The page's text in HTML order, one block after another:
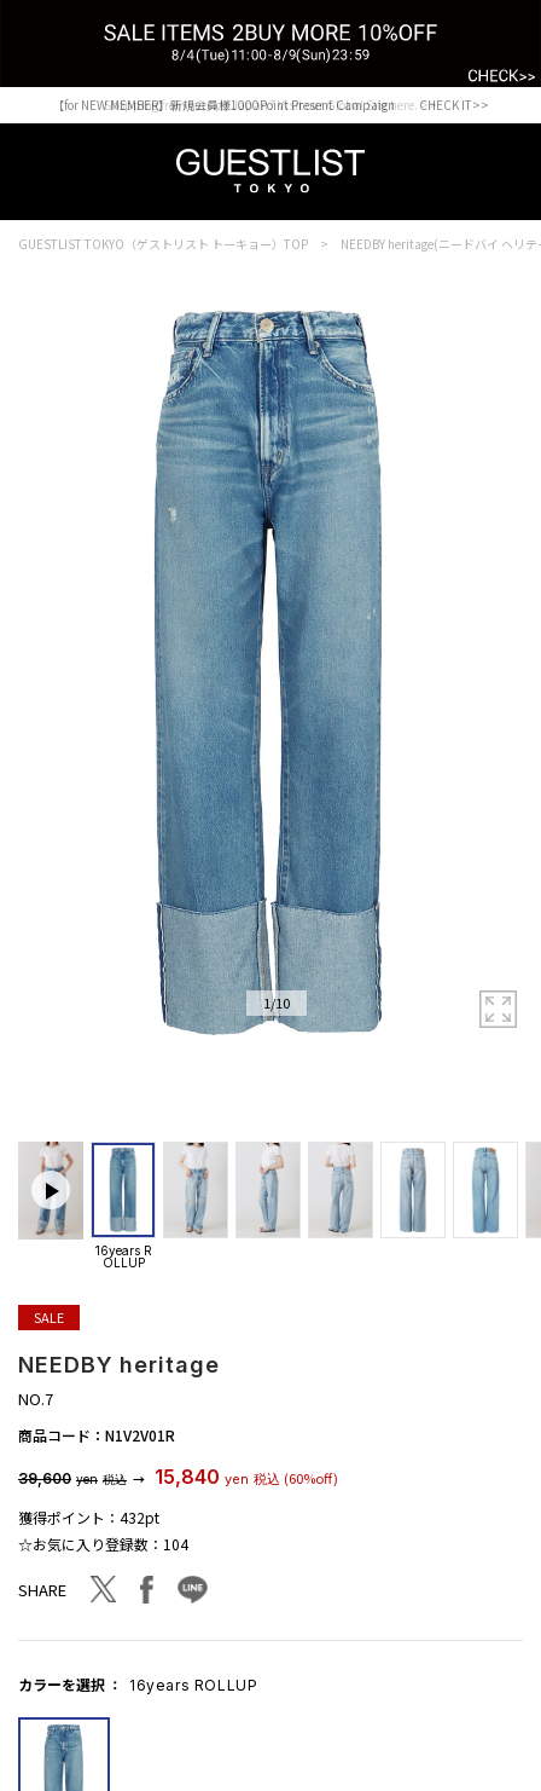
Shopping from outside Japan? Visit our Global Site here. >>
【for NEW MEMBER】新規会員様1000Point Present Campaign CHECK IT>>
GUESTLIST TOKYO（ゲストリスト トーキョー）TOP NEEDBY heritage(ニードバイ ヘリ
1/10
16years R
OLLUP
SALE
NEEDBY heritage
NO.7
商品コード： N1V2V01R
39,600 yen 税込 → 15,840 yen 税込 (60%off)
獲得ポイント： 432pt
☆お気に入り登録数： 104
SHARE twitterfacebookline
カラーを選択 16years ROLLUP